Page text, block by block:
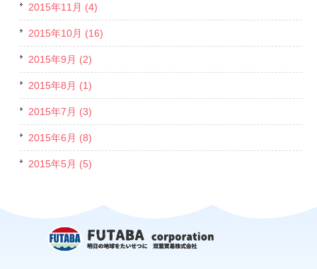
2015年11月 (4)
2015年10月 (16)
2015年9月 (2)
2015年8月 (1)
2015年7月 (3)
2015年6月 (8)
2015年5月 (5)